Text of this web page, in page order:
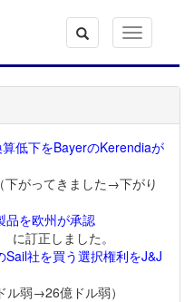
Toggle
navigation
低下をBayerのKerendiaが
下がってきました→下がり
品を欧州が承認
訂正しました。
社を買う選択権利をJ&J
ル弱→26億ドル弱）